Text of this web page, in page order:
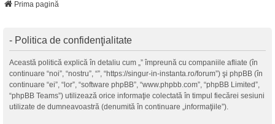
Prima pagină
- Politica de confidenţialitate
Această politică explică în detaliu cum „” împreună cu companiile afliate (în
continuare “noi”, “nostru”, “”, “https://singur-in-instanta.ro/forum”) şi phpBB (în
continuare “ei”, “lor”, “software phpBB”, “www.phpbb.com”, “phpBB Limited”,
“phpBB Teams”) utilizează orice informaţie colectată în timpul fiecărei sesiuni
utilizate de dumneavoastră (denumită în continuare „informaţiile”).